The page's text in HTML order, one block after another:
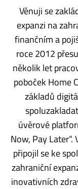
Věnuji se
expanzi na
finančním a
roce 2012
několik let
poboček Home
základů
úvěrové
Now, Pay
připojil se ke
zahraniční
inovativních